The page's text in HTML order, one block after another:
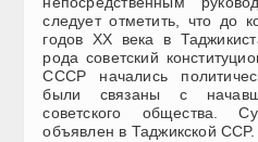
следует отметить, что до
годов XX века в
рода советский
СССР начались
были связаны с
советского общества.
объявлен в Таджикской ССР.